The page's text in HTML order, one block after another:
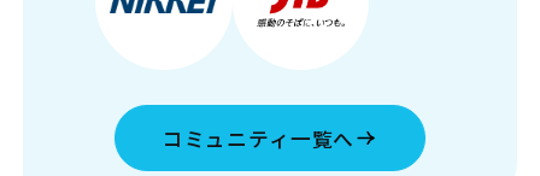
コミュニティ一覧へ